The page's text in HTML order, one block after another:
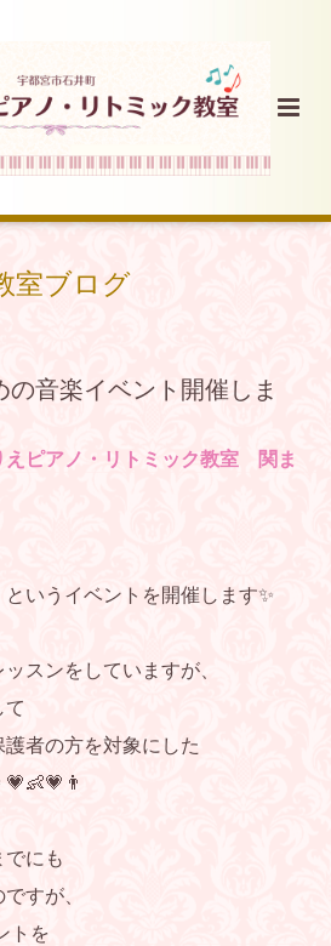
室ブログ
音楽イベント開催しま
ピアノ・リトミック教室 関ま
というイベントを開催します✨
スンをしていますが、
て
者の方を対象にした
でにも
すが、
トを